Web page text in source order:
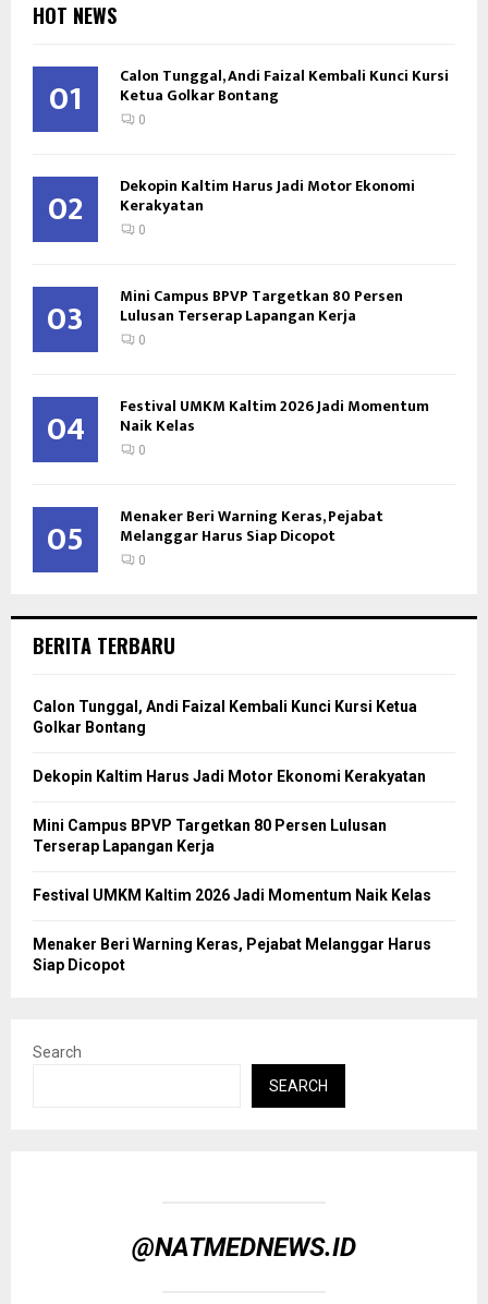
HOT NEWS
01 Calon Tunggal, Andi Faizal Kembali Kunci Kursi
Ketua Golkar Bontang
0
02 Dekopin Kaltim Harus Jadi Motor Ekonomi
Kerakyatan
0
03 Mini Campus BPVP Targetkan 80 Persen
Lulusan Terserap Lapangan Kerja
0
04 Festival UMKM Kaltim 2026 Jadi Momentum
Naik Kelas
0
05 Menaker Beri Warning Keras, Pejabat
Melanggar Harus Siap Dicopot
0
BERITA TERBARU
Calon Tunggal, Andi Faizal Kembali Kunci Kursi Ketua
Golkar Bontang
Dekopin Kaltim Harus Jadi Motor Ekonomi Kerakyatan
Mini Campus BPVP Targetkan 80 Persen Lulusan
Terserap Lapangan Kerja
Festival UMKM Kaltim 2026 Jadi Momentum Naik Kelas
Menaker Beri Warning Keras, Pejabat Melanggar Harus
Siap Dicopot
Search
SEARCH
@NATMEDNEWS.ID